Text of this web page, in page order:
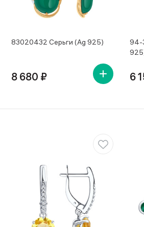
83020432 Серьги (Ag 925)
8 680 ₽
94-
6